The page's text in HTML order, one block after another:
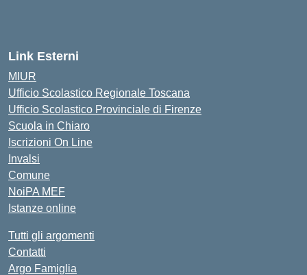
Link Esterni
MIUR
Ufficio Scolastico Regionale Toscana
Ufficio Scolastico Provinciale di Firenze
Scuola in Chiaro
Iscrizioni On Line
Invalsi
Comune
NoiPA MEF
Istanze online
Tutti gli argomenti
Contatti
Argo Famiglia